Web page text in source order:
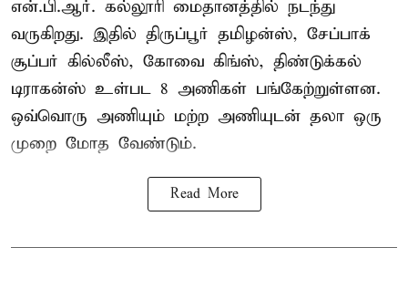
என்.பி.ஆர். கல்லூரி மைதானத்தில் நடந்து
வருகிறது. இதில் திருப்பூர் தமிழன்ஸ், சேப்பாக்
சூப்பர் கில்லீஸ், கோவை கிங்ஸ், திண்டுக்கல்
டிராகன்ஸ் உள்பட 8 அணிகள் பங்கேற்றுள்ளன.
ஒவ்வொரு அணியும் மற்ற அணியுடன் தலா ஒரு
முறை மோத வேண்டும்.
Read More